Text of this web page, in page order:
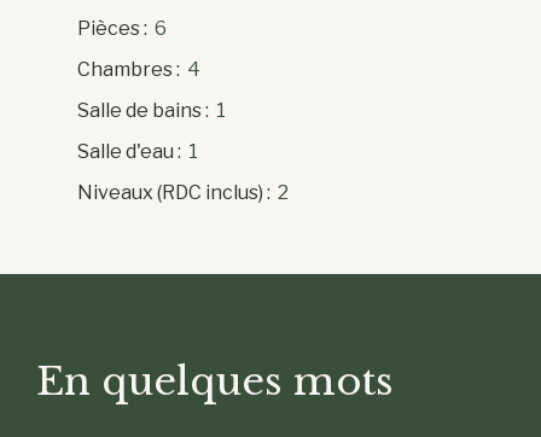
Pièces: 6
Chambres: 4
Salle de bains: 1
Salle d'eau : 1
Niveaux (RDC inclus) : 2
En quelques mots